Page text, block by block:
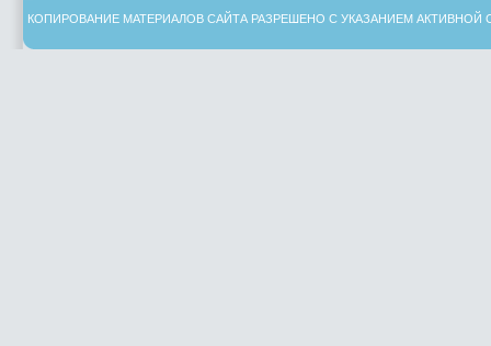
КОПИРОВАНИЕ МАТЕРИАЛОВ САЙТА РАЗРЕШЕНО С УКАЗАНИЕМ АКТИВНОЙ